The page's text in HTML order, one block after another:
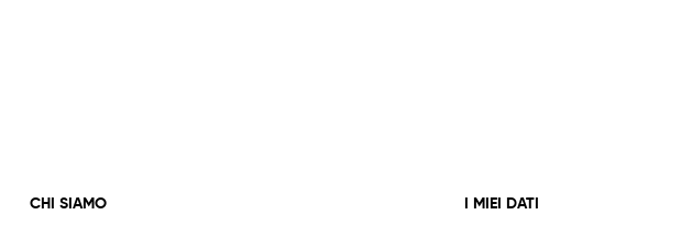
CHI SIAMO I MIEI DATI